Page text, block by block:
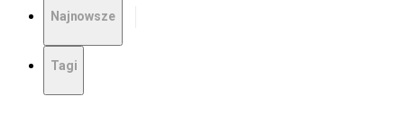
Najnowsze
Tagi